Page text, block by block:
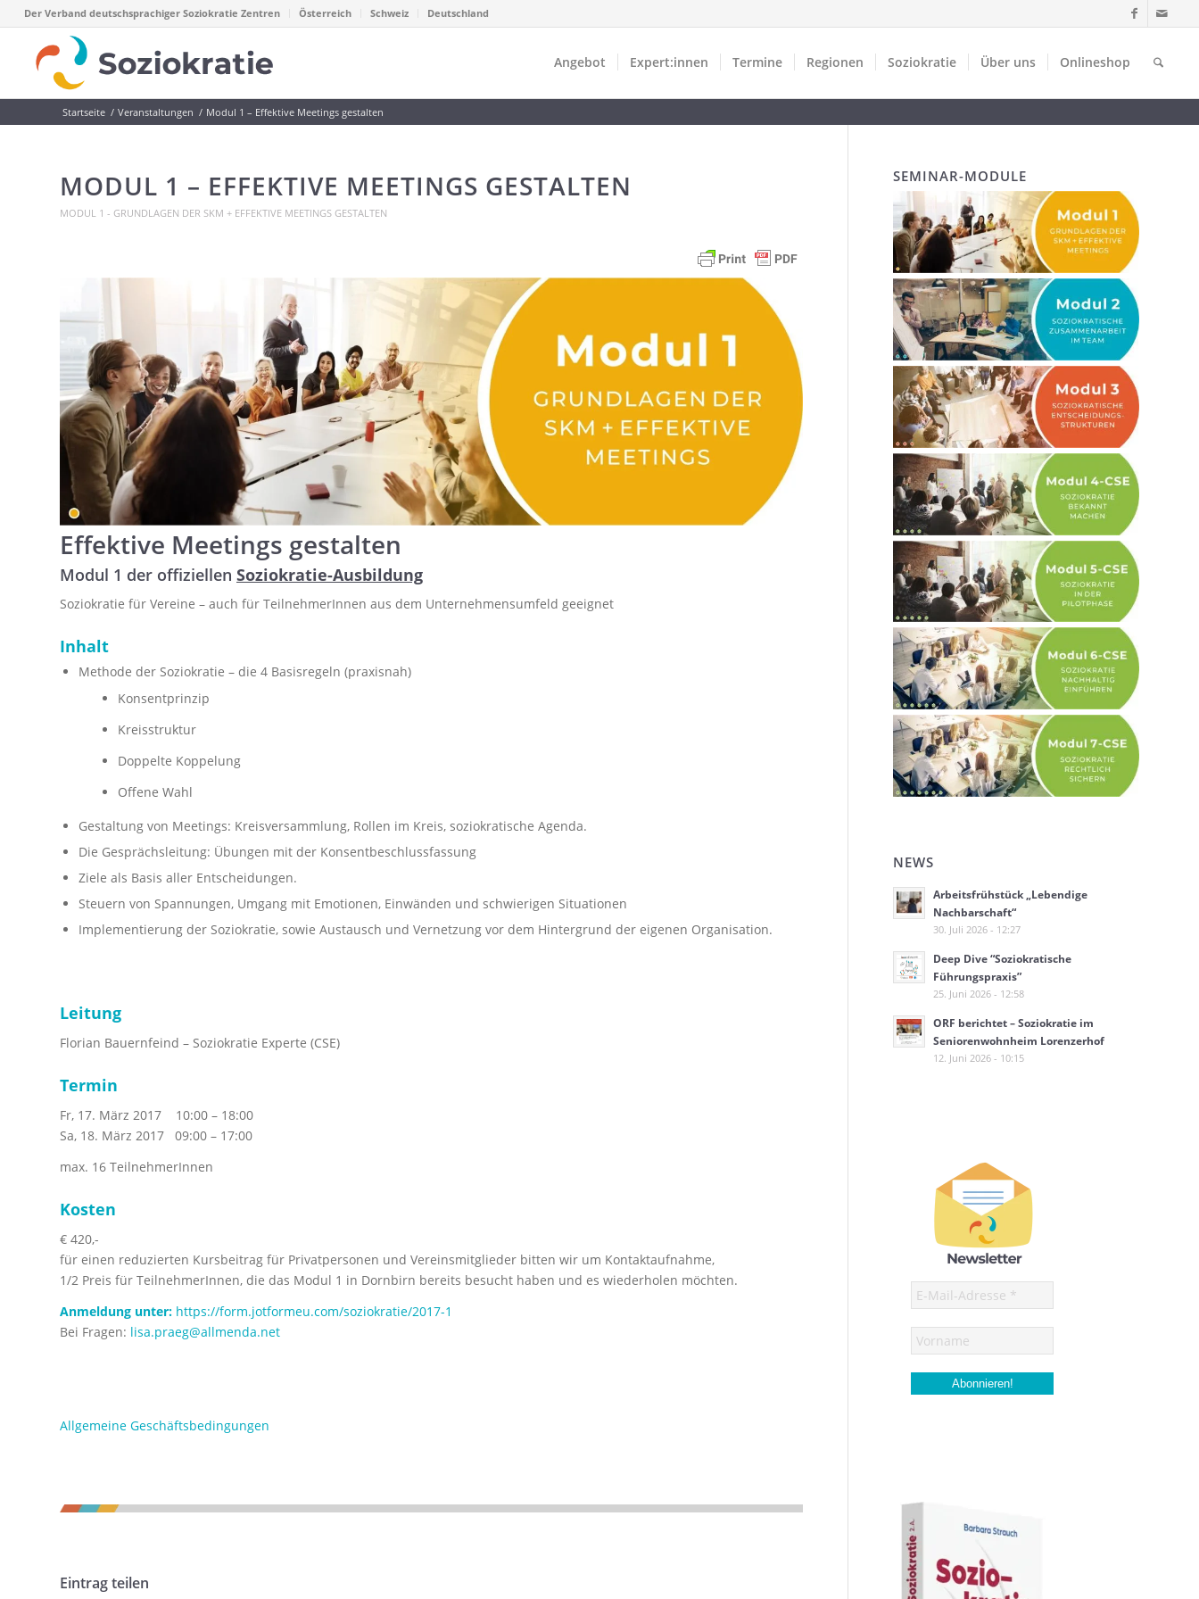
Der Verband deutschsprachiger Soziokratie Zentren Österreich Schweiz Deutschland
Angebot Expert:innen Termine Regionen Soziokratie Über uns Onlineshop
Startseite / Veranstaltungen / Modul 1 – Effektive Meetings gestalten
MODUL 1 – EFFEKTIVE MEETINGS GESTALTEN
MODUL 1 - GRUNDLAGEN DER SKM + EFFEKTIVE MEETINGS GESTALTEN
Effektive Meetings gestalten
Modul 1 der offiziellen Soziokratie-Ausbildung
Soziokratie für Vereine – auch für TeilnehmerInnen aus dem Unternehmensumfeld geeignet
Inhalt
Methode der Soziokratie – die 4 Basisregeln (praxisnah)
Konsentprinzip
Kreisstruktur
Doppelte Koppelung
Offene Wahl
Gestaltung von Meetings: Kreisversammlung, Rollen im Kreis, soziokratische Agenda.
Die Gesprächsleitung: Übungen mit der Konsentbeschlussfassung
Ziele als Basis aller Entscheidungen.
Steuern von Spannungen, Umgang mit Emotionen, Einwänden und schwierigen Situationen
Implementierung der Soziokratie, sowie Austausch und Vernetzung vor dem Hintergrund der eigenen Organisation.
Leitung
Florian Bauernfeind – Soziokratie Experte (CSE)
Termin
Fr, 17. März 2017 10:00 – 18:00
Sa, 18. März 2017 09:00 – 17:00
max. 16 TeilnehmerInnen
Kosten
€ 420,-
für einen reduzierten Kursbeitrag für Privatpersonen und Vereinsmitglieder bitten wir um Kontaktaufnahme,
1/2 Preis für TeilnehmerInnen, die das Modul 1 in Dornbirn bereits besucht haben und es wiederholen möchten.
Anmeldung unter: https://form.jotformeu.com/soziokratie/2017-1
Bei Fragen: lisa.praeg@allmenda.net
Allgemeine Geschäftsbedingungen
Eintrag teilen
SEMINAR-MODULE
NEWS
Arbeitsfrühstück „Lebendige
Nachbarschaft“
30. Juli 2026 - 12:27
Deep Dive “Soziokratische
Führungspraxis”
25. Juni 2026 - 12:58
ORF berichtet – Soziokratie im
Seniorenwohnheim Lorenzerhof
12. Juni 2026 - 10:15